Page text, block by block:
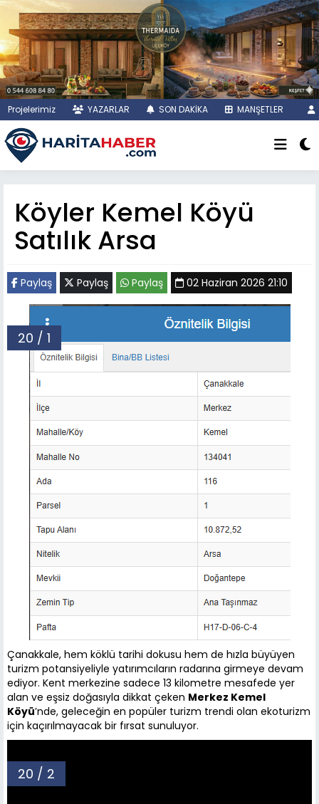
Projelerimiz YAZARLAR SON DAKİKA MANŞETLER
Köyler Kemel Köyü
Satılık Arsa
Paylaş Paylaş Paylaş 02 Haziran 2026 21:10
20 / 1
Çanakkale, hem köklü tarihi dokusu hem de hızla büyüyen
turizm potansiyeliyle yatırımcıların radarına girmeye devam
ediyor. Kent merkezine sadece 13 kilometre mesafede yer
alan ve eşsiz doğasıyla dikkat çeken Merkez Kemel
Köyü’nde, geleceğin en popüler turizm trendi olan ekoturizm
için kaçırılmayacak bir fırsat sunuluyor.
20 / 2